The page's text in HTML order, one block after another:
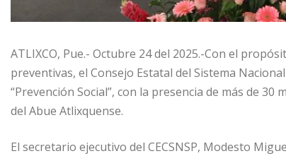
ATLIXCO, Pue.- Octubre 24 del 2025.-Con el
preventivas, el Consejo Estatal del Sistema
“Prevención Social”, con la presencia de más de
del Abue Atlixquense.
El secretario ejecutivo del CECSNSP, Modesto